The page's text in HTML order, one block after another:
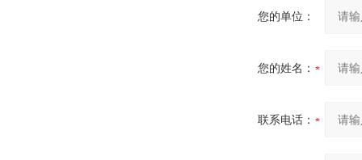
您的单位：
您的姓名：
联系电话：